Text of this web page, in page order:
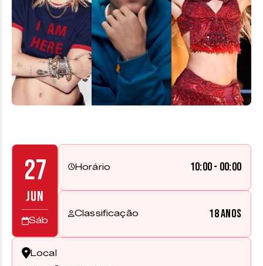
27
JUN
Sáb
Horário 10:00 - 00:00
Classificação 18 anos
Local